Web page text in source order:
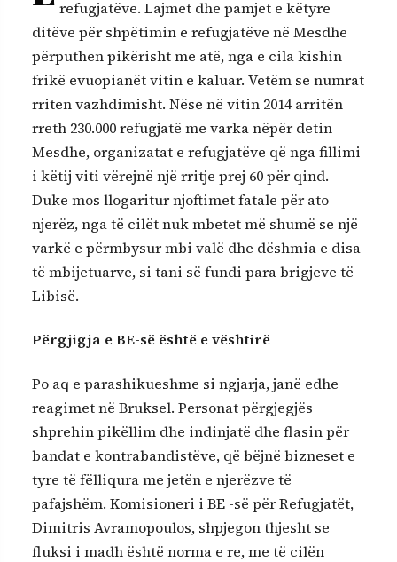
refugjatëve. Lajmet dhe pamjet e këtyre
ditëve për shpëtimin e refugjatëve në Mesdhe
përputhen pikërisht me atë, nga e cila kishin
frikë evuopianët vitin e kaluar. Vetëm se numrat
rriten vazhdimisht. Nëse në vitin 2014 arritën
rreth 230.000 refugjatë me varka nëpër detin
Mesdhe, organizatat e refugjatëve që nga fillimi
i këtij viti vërejnë një rritje prej 60 për qind.
Duke mos llogaritur njoftimet fatale për ato
njerëz, nga të cilët nuk mbetet më shumë se një
varkë e përmbysur mbi valë dhe dëshmia e disa
të mbijetuarve, si tani së fundi para brigjeve të
Libisë.
Përgjigja e BE-së është e vështirë
Po aq e parashikueshme si ngjarja, janë edhe
reagimet në Bruksel. Personat përgjegjës
shprehin pikëllim dhe indinjatë dhe flasin për
bandat e kontrabandistëve, që bëjnë bizneset e
tyre të fëlliqura me jetën e njerëzve të
pafajshëm. Komisioneri i BE -së për Refugjatët,
Dimitris Avramopoulos, shpjegon thjesht se
fluksi i madh është norma e re, me të cilën